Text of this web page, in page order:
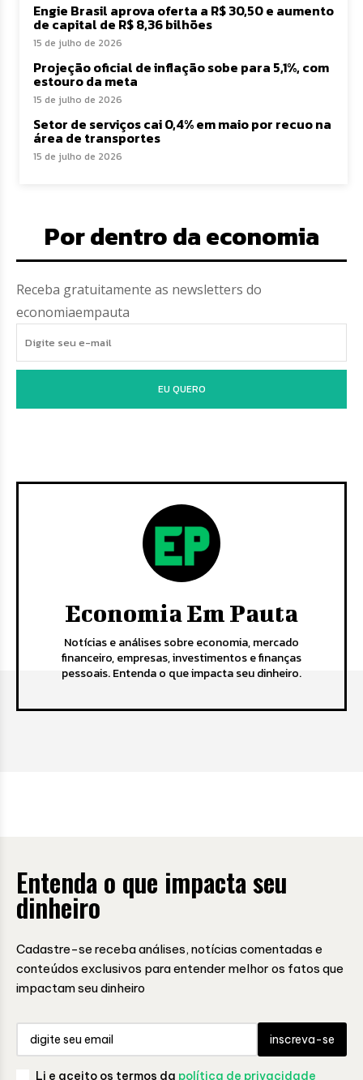
Engie Brasil aprova oferta a R$ 30,50 e aumento
de capital de R$ 8,36 bilhões
15 de julho de 2026
Projeção oficial de inflação sobe para 5,1%, com
estouro da meta
15 de julho de 2026
Setor de serviços cai 0,4% em maio por recuo na
área de transportes
15 de julho de 2026
Por dentro da economia
Receba gratuitamente as newsletters do
economiaempauta
EU QUERO
Economia Em Pauta
Notícias e análises sobre economia, mercado
financeiro, empresas, investimentos e finanças
pessoais. Entenda o que impacta seu dinheiro.
Entenda o que impacta seu
dinheiro
Cadastre-se receba análises, notícias comentadas e
conteúdos exclusivos para entender melhor os fatos que
impactam seu dinheiro
inscreva-se
Li e aceito os termos da política de privacidade